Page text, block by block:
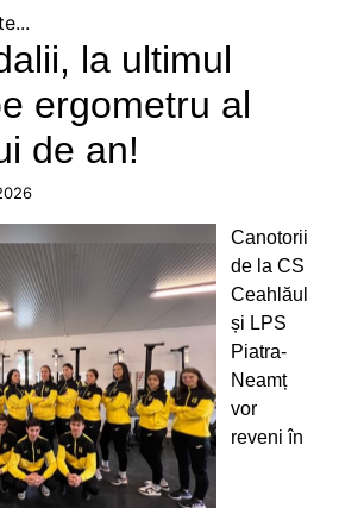
pentru atleții CS Ceahlăul
LPS Piatra Neamț
și o medalie de bronz
flotila pietreană
Gabriel Marcel sunt campioni
în Cupa României Under 15
o nouă medalie pentru CS
Ceahlăul
la o categorie de vârstă
mai mare
confirmări la concursurile
la ultimul
ergometru al
de an!
Canotorii
de la CS
Ceahlăul
și LPS
Piatra-
Neamț
vor
reveni în